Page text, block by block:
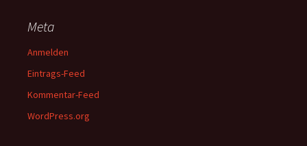
Meta
Anmelden
Eintrags-Feed
Kommentar-Feed
WordPress.org